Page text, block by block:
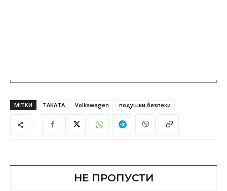
МІТКИ TAKATA Volkswagen подушки безпеки
НЕ ПРОПУСТИ